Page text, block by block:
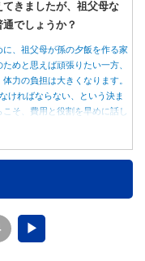
きましたが、祖父母な
でしょうか？
、祖父母が孫の夕飯を作る家
めと思えば頑張りたい一方、
力の負担は大きくなります。
ければならない、という決ま
そ、費用と役割を早めに話し
▶